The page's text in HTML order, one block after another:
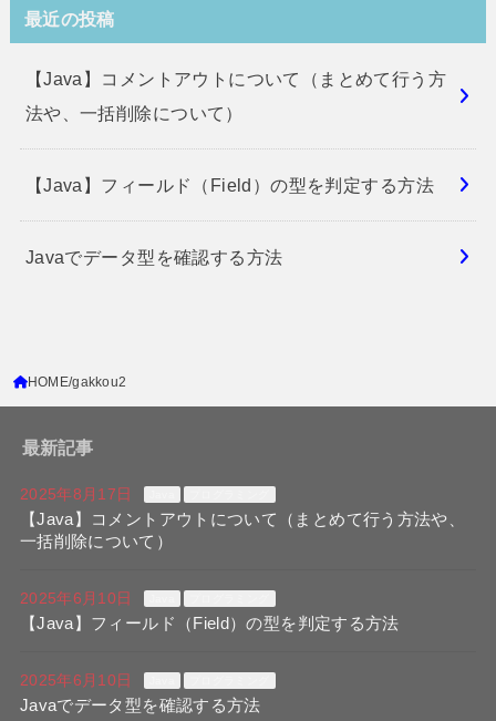
最近の投稿
【Java】コメントアウトについて（まとめて行う方
法や、一括削除について）
【Java】フィールド（Field）の型を判定する方法
Javaでデータ型を確認する方法
HOME gakkou2
最新記事
2025年8月17日
【Java】コメントアウトについて（まとめて行う方法や、
一括削除について）
2025年6月10日
【Java】フィールド（Field）の型を判定する方法
2025年6月10日
Javaでデータ型を確認する方法